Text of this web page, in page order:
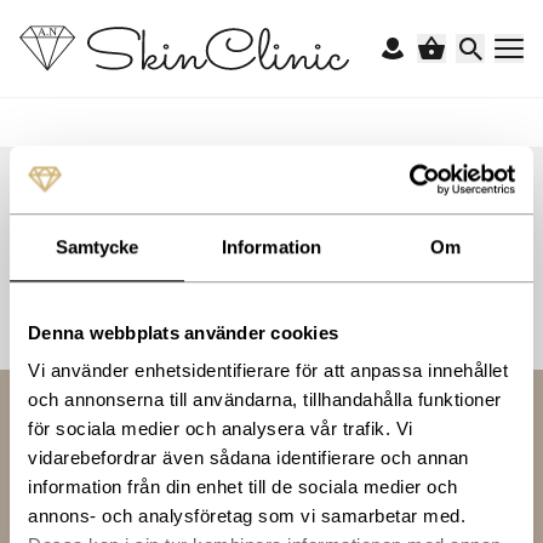
Samtycke Information Om
Denna webbplats använder cookies
Vi använder enhetsidentifierare för att anpassa innehållet
och annonserna till användarna, tillhandahålla funktioner
för sociala medier och analysera vår trafik. Vi
vidarebefordrar även sådana identifierare och annan
information från din enhet till de sociala medier och
annons- och analysföretag som vi samarbetar med.
Tint Du Soleil Whipped
Foundation SPF 30
Självklart certifierade
För oss är det en själklarhet att alltid följa branschens